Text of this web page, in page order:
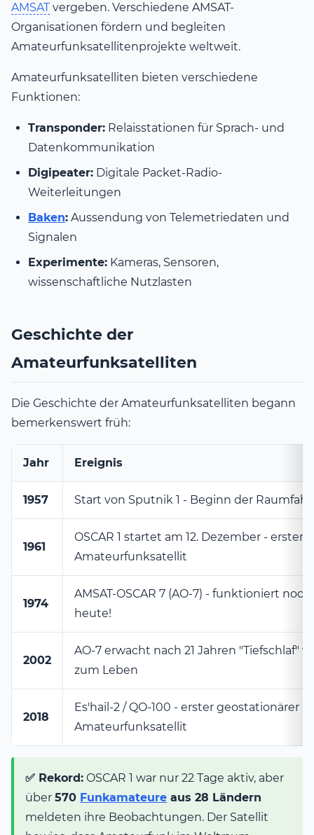
AMSATvergeben. Verschiedene AMSAT-
Organisationen fördern und begleiten
Amateurfunksatellitenprojekte weltweit.
Amateurfunksatelliten bieten verschiedene
Funktionen:
Transponder: Relaisstationen für Sprach- und
Datenkommunikation
Digipeater: Digitale Packet-Radio-
Weiterleitungen
Baken: Aussendung von Telemetriedaten und
Signalen
Experimente: Kameras, Sensoren,
wissenschaftliche Nutzlasten
Geschichte der
Amateurfunksatelliten
Die Geschichte der Amateurfunksatelliten begann
bemerkenswert früh:
Jahr Ereignis
1957 Start von Sputnik 1 - Beginn der
1961
OSCAR 1 startet am 12. Dezember - erster
Amateurfunksatellit
1974
AMSAT-OSCAR 7 (AO-7) - funktioniert noch
heute!
2002
AO-7 erwacht nach 21 Jahren "Tiefschlaf"
zum Leben
2018
Es'hail-2 / QO-100 - erster geostationärer
Amateurfunksatellit
✅ Rekord: OSCAR 1 war nur 22 Tage aktiv, aber
über 570 Funkamateure aus 28 Ländern
meldeten ihre Beobachtungen. Der Satellit